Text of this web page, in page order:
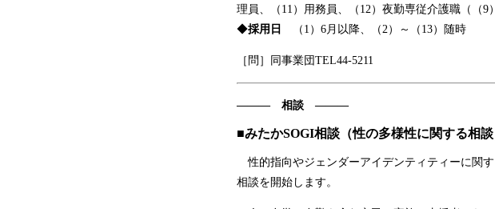
理員、（11）用務員、（12）夜勤専従介護職（（9
◆採用日 （1）6月以降、（2）～（13）随時
［問］同事業団TEL44-5211
――― 相談 ―――
■みたかSOGI相談（性の多様性に関する相談
性的指向やジェンダーアイデンティティーに関
相談を開始します。